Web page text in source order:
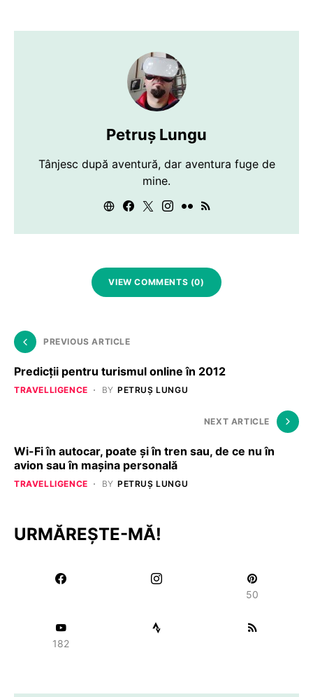
Petruș Lungu
Tânjesc după aventură, dar aventura fuge de
mine.
VIEW COMMENTS (0)
PREVIOUS ARTICLE
Predicţii pentru turismul online în 2012
TRAVELLIGENCE BY PETRUȘ LUNGU
NEXT ARTICLE
Wi-Fi în autocar, poate și în tren sau, de ce nu în
avion sau în mașina personală
TRAVELLIGENCE BY PETRUȘ LUNGU
URMĂREȘTE-MĂ!
50
182